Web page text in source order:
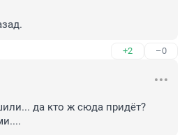
+2 –0
да кто ж сюда придёт?